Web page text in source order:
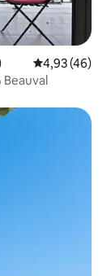
საშუალო
4,93 (46)